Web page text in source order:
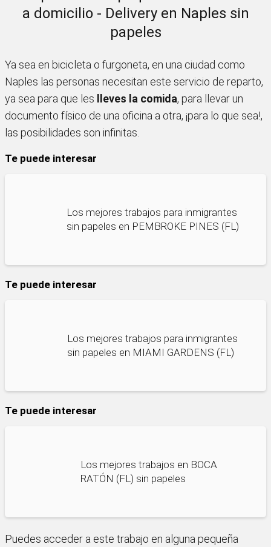
a domicilio - Delivery en Naples sin
papeles
Ya sea en bicicleta o furgoneta, en una ciudad como
Naples las personas necesitan este servicio de reparto,
ya sea para que les
lleves la comida, para llevar un
documento físico de una oficina a otra, ¡para lo que sea!,
las posibilidades son infinitas.
Te puede interesar
Los mejores trabajos para inmigrantes
sin papeles en PEMBROKE PINES (FL)
Te puede interesar
Los mejores trabajos para inmigrantes
sin papeles en MIAMI GARDENS (FL)
Te puede interesar
Los mejores trabajos en BOCA
RATÓN (FL) sin papeles
Puedes acceder a este trabajo en alguna pequeña